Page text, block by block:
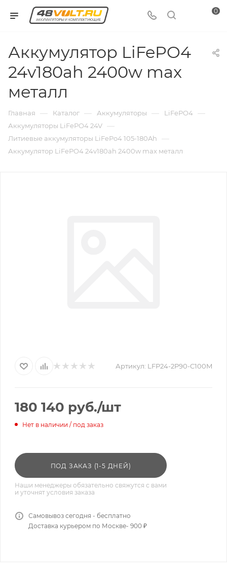
0
Аккумулятор LiFePO4
24v180ah 2400w max
металл
Главная — Каталог — Аккумуляторы — LiFePO4 —
Аккумуляторы LiFePO4 24V —
Литиевые аккумуляторы LiFePo4 105-180Ah —
Аккумулятор LiFePO4 24v180ah 2400w max металл
Артикул: LFP24-2P90-C100M
180 140 руб./шт
Нет в наличии / под заказ
ПОД ЗАКАЗ (1-5 ДНЕЙ)
Наши менеджеры обязательно свяжутся с вами
и уточнят условия заказа
Самовывоз сегодня - бесплатно
Доставка курьером по Москве- 900 ₽